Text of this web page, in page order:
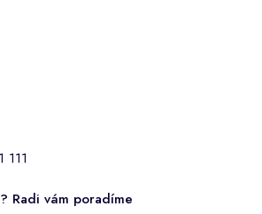
111
Radi vám poradíme